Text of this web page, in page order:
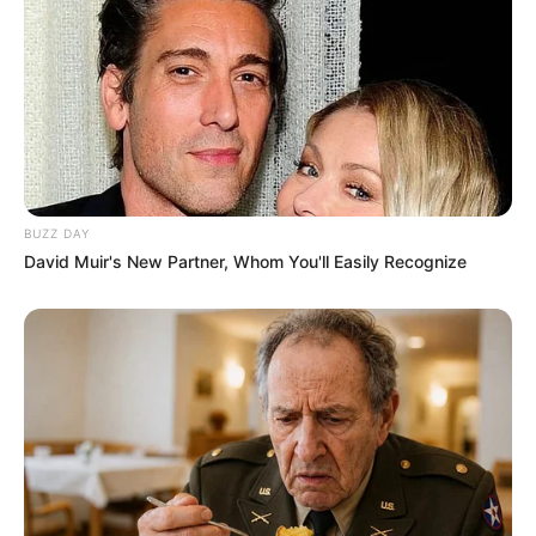
Como funciona o processo até a adesão ao acordo?
1- O beneficiário registra a contestação do desconto
indevido;
2- Aguarda 15 dias úteis para que a entidade responda;
3- Se não houver resposta nesse prazo, o sistema abre a
opção para adesão ao acordo de ressarcimento.
BUZZ DAY
David Muir's New Partner, Whom You'll Easily Recognize